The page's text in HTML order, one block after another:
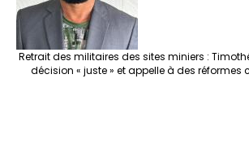
Retrait des militaires des sites miniers :
décision « juste » et appelle à des réformes